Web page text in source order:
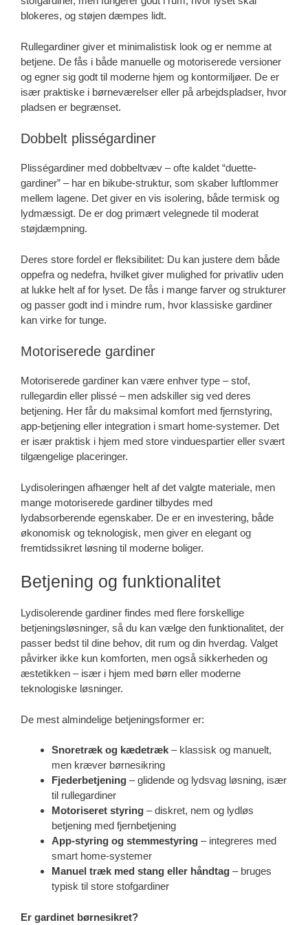
blokeres, og støjen dæmpes lidt.
Rullegardiner giver et minimalistisk look og er nemme at
betjene. De fås i både manuelle og motoriserede versioner
og egner sig godt til moderne hjem og kontormiljøer. De er
især praktiske i børneværelser eller på arbejdspladser, hvor
pladsen er begrænset.
Dobbelt plisségardiner
Plisségardiner med dobbeltvæv – ofte kaldet “duette-
gardiner” – har en bikube-struktur, som skaber luftlommer
mellem lagene. Det giver en vis isolering, både termisk og
lydmæssigt. De er dog primært velegnede til moderat
støjdæmpning.
Deres store fordel er fleksibilitet: Du kan justere dem både
oppefra og nedefra, hvilket giver mulighed for privatliv uden
at lukke helt af for lyset. De fås i mange farver og strukturer
og passer godt ind i mindre rum, hvor klassiske gardiner
kan virke for tunge.
Motoriserede gardiner
Motoriserede gardiner kan være enhver type – stof,
rullegardin eller plissé – men adskiller sig ved deres
betjening. Her får du maksimal komfort med fjernstyring,
app-betjening eller integration i smart home-systemer. Det
er især praktisk i hjem med store vinduespartier eller svært
tilgængelige placeringer.
Lydisoleringen afhænger helt af det valgte materiale, men
mange motoriserede gardiner tilbydes med
lydabsorberende egenskaber. De er en investering, både
økonomisk og teknologisk, men giver en elegant og
fremtidssikret løsning til moderne boliger.
Betjening og funktionalitet
Lydisolerende gardiner findes med flere forskellige
betjeningsløsninger, så du kan vælge den funktionalitet, der
passer bedst til dine behov, dit rum og din hverdag. Valget
påvirker ikke kun komforten, men også sikkerheden og
æstetikken – især i hjem med børn eller moderne
teknologiske løsninger.
De mest almindelige betjeningsformer er:
Snoretræk og kædetræk – klassisk og manuelt,
men kræver børnesikring
Fjederbetjening – glidende og lydsvag løsning, især
til rullegardiner
Motoriseret styring – diskret, nem og lydløs
betjening med fjernbetjening
App-styring og stemmestyring – integreres med
smart home-systemer
Manuel træk med stang eller håndtag – bruges
typisk til store stofgardiner
Er gardinet børnesikret?